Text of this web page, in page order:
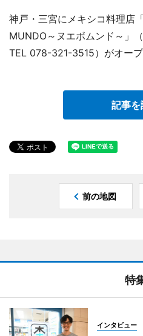
神戸・三宮にメキシコ料理店
MUNDO～ヌエボムンド～」
TEL 078-321-3515）がオープ
記事を
前の地図
特
インタビュー